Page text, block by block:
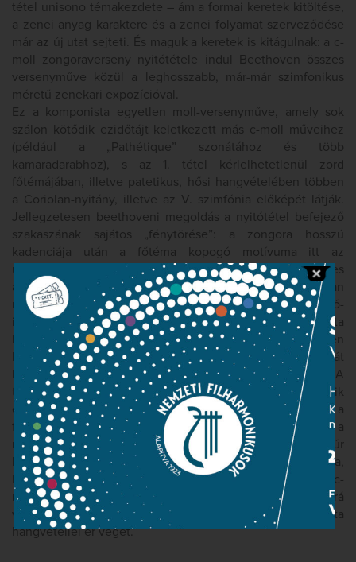
tétel unisono témakezdete – ám a formai keretek kitöltése,
a zenei anyag karaktere és a zenei folyamat szerveződése
már az új utat sejteti. És maguk a keretek is kitágulnak: a c-
moll zongoraverseny nyitótétele indul Beethoven összes
versenyműve közül a leghosszabb, már-már szimfonikus
méretű zenekari expozícióval.
Ez a komponista egyetlen moll-versenyműve, amely sok
szálon kötődik ezidőtájt keletkezett más c-moll műveihez
(például a „Pathétique” szonátához és több
kamaradarabhoz), s az 1. tétel kérlelhetetlenül zord
főtémájában, illetve patetikus, hősi hangvételében többen
a Coriolan-nyitány, illetve az V. szimfónia előképét látják.
Jellegzetesen beethoveni megoldás a nyitótétel befejező
szakaszának sajátos „fénytörése”: a zongora hosszú
kadenciája után a főtéma kopogó motívuma itt az
üstdobokon szólal meg, pianissimo, a zongora sejtelmes
akkordfelbontásaival váltakozva. A nagyon távoli E-dúrban
megkomponált középső tétel intim hangvételű szóló-
indítása azt az érzetet kelti, mintha egy zongoraszonáta
lassúját hallanánk. Ez a zene már az érett Beethoven
hangján szól. A finale szögletes-táncos rondótémáját
helyenként szinte groteszk hangsúlyok teszik érdekessé. A
tételben mindvégig ott bujkáló polifon hajlam a második
epizódban, a rondótémára épített fugato formájában tör a
felszínre. S ezután következik a legmeglepőbb fordulat: a
rondótéma kezdete ál-visszatérésként, a 2. tétel E-dúr
hangnemében hangzik fel. A gyorsabb tempójú coda,
Mozart fináléjához hasonlóan, páros ütemről 3/8-ra vált, a c-
moll alaphangnem (Mozarttal ellentétben) C-dúrrá
világosodik ki, s a tétel felszabadult, mámorosan optimista
hangvétellel ér véget.